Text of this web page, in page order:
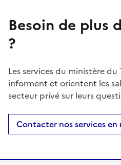
Besoin de plus
?
Les services du ministère du
informent et orientent les
secteur privé sur leurs
Contacter nos services en